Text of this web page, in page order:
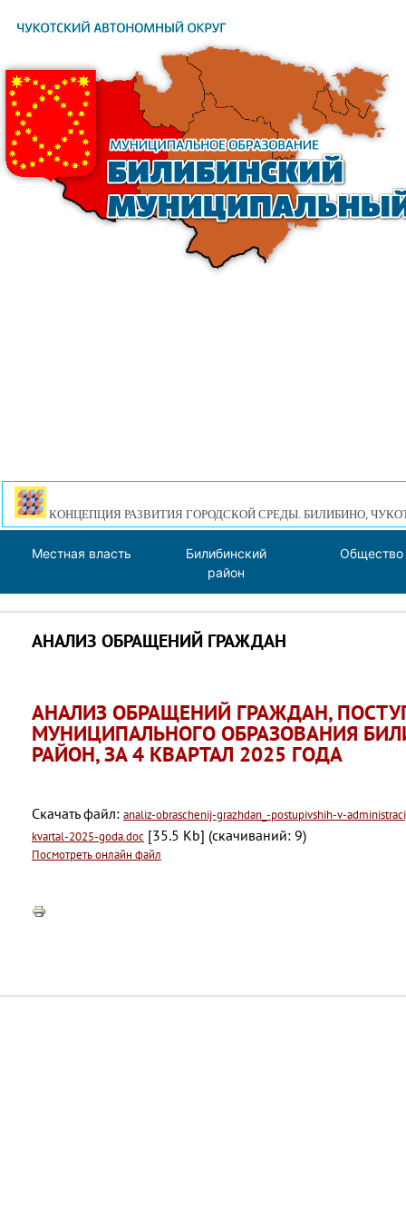
КОНЦЕПЦИЯ РАЗВИТИЯ ГОРОДСКОЙ СРЕДЫ. БИЛИБИНО,
Местная власть
Билибинский
район
Общество
АНАЛИЗ ОБРАЩЕНИЙ ГРАЖДАН
АНАЛИЗ ОБРАЩЕНИЙ ГРАЖДАН,
МУНИЦИПАЛЬНОГО ОБРАЗОВАНИЯ
РАЙОН, ЗА 4 КВАРТАЛ 2025 ГОДА
Скачать файл: analiz-obraschenij-grazhdan_-postupivshih-v-
kvartal-2025-goda.doc [35.5 Kb] (cкачиваний: 9)
Посмотреть онлайн файл